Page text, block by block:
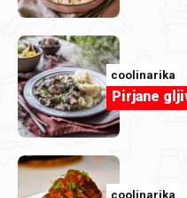
coolinarika
Pirjane
coolinarika